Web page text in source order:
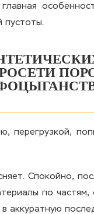
пустоты.
перегрузкой,
Спокойно,
по